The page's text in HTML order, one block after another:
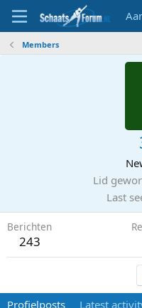
Members
Lid
Last
Berichten
243
Profielposts Latest